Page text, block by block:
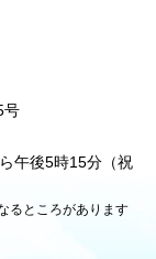
号
午後5時15分（祝
るところがあります